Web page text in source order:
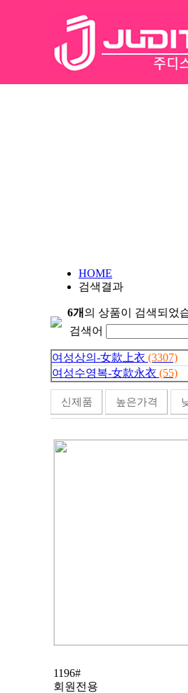
HOME
검색결과
6개 의 상품이 검색되었
검색어
여성상의-女款上衣 (3307)
여성수영복-女款永衣 (55)
신제품 높은가격
1196#
회원전용